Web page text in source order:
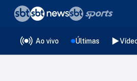
Ao vivo Últimas
❮voltar
Editorias